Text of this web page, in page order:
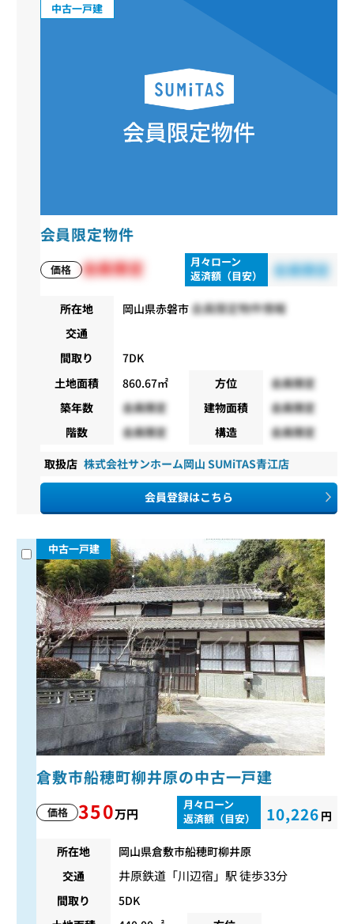
中古一戸建
会員限定物件
価格 会員限定
月々ローン
返済額（目安）
会員限定
所在地 岡山県赤磐市会員限定物件情報
交通
間取り
7DK
土地面積
860.67㎡ 方位
会員限定
築年数
会員限定 建物面積
会員限定
階数
会員限定 構造 会員限定
取扱店 株式会社サンホーム岡山 SUMiTAS青江店
会員登録はこちら
中古一戸建
倉敷市船穂町柳井原の中古一戸建
価格 350万円
月々ローン
返済額（目安）
10,226 円
所在地
岡山県倉敷市船穂町柳井原
交通
井原鉄道 「川辺宿 」駅 徒歩33分
間取り
5DK